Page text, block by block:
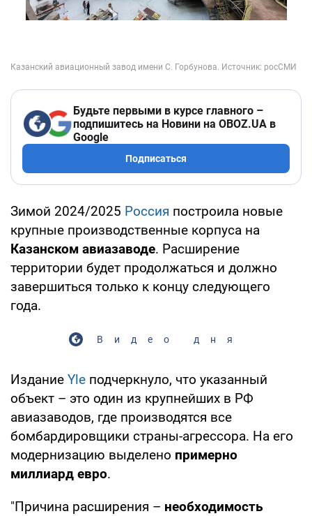
Будьте первыми в курсе главного –
подпишитесь на Новини на OBOZ.UA в
Google
Подписаться
Зимой 2024/2025 Россия построила новые
крупные производственные корпуса на
Казанском авиазаводе. Расширение
территории будет продолжаться и должно
завершиться только к концу следующего
года.
Видео дня
Издание Yle подчеркнуло, что указанный
объект – это один из крупнейших в РФ
авиазаводов, где производятся все
бомбардировщики страны-агрессора. На его
модернизацию выделено примерно
миллиард евро.
"Причина расширения – необходимость